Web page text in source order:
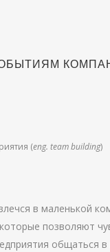
(eng. team building)
в маленькой
позволяют
общаться